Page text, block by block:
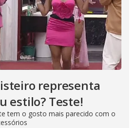
representa
estilo? Teste!
tem o gosto mais parecido com o